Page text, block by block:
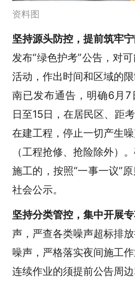
资料图
坚持源头防控，提前筑牢
发布“绿色护考”公告，对
活动，作出时间和区域的
南已发布通告，明确6月
日至15日，在居民区、距
在建工程，停止一切产生
（工程抢修、抢险除外）
施工的，按照“一事一议”
社会公示。
坚持分类管控，集中开展专
声，严查各类噪声超标排
噪声，严格落实夜间施工
连续作业的须提前公告周